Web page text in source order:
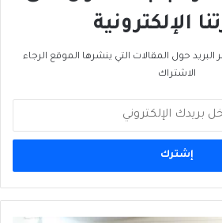
الإلكترونية
حول المقالات التي ينشرها الموقع الرجاء
الاشتراك